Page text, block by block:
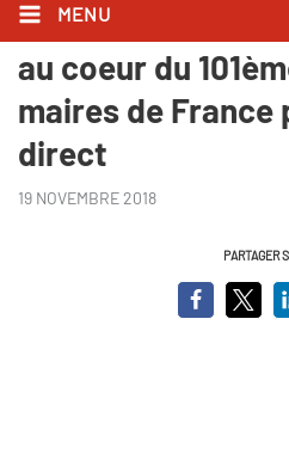
MENU
Public Sénat
au coeur du
maires de France
direct
19 NOVEMBRE 2018
PARTAGER